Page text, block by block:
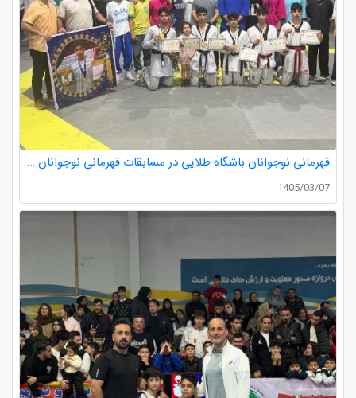
قهرمانی نوجوانان باشگاه طلایی در مسابقات قهرمانی نوجوانان تکواندو استان گیلان
1405/03/07